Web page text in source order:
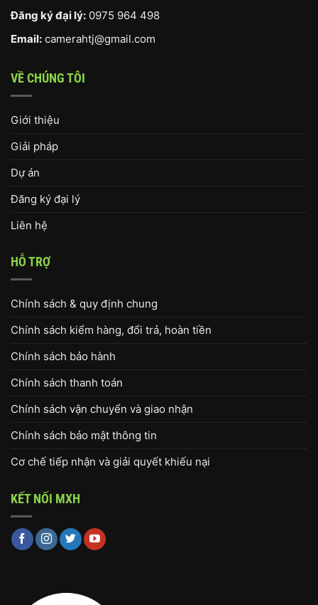
Đăng ký đại lý: 0975 964 498
Email: camerahtj@gmail.com
VỀ CHÚNG TÔI
Giới thiệu
Giải pháp
Dự án
Đăng ký đại lý
Liên hệ
HỖ TRỢ
Chính sách & quy định chung
Chính sách kiểm hàng, đổi trả, hoàn tiền
Chính sách bảo hành
Chính sách thanh toán
Chính sách vận chuyển và giao nhận
Chính sách bảo mật thông tin
Cơ chế tiếp nhận và giải quyết khiếu nại
KẾT NỐI MXH